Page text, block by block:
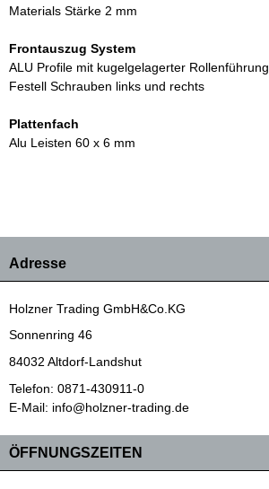
Materials Stärke 2 mm
Frontauszug System
ALU Profile mit kugelgelagerter Rollenführung
Festell Schrauben links und rechts
Plattenfach
Alu Leisten 60 x 6 mm
Adresse
Holzner Trading GmbH&Co.KG
Sonnenring 46
84032 Altdorf-Landshut
Telefon: 0871-430911-0
E-Mail: info@holzner-trading.de
ÖFFNUNGSZEITEN